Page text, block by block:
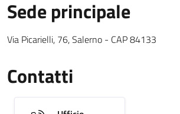
Sede principale
Sede Principale testuale
Via Picarielli, 76, Salerno - CAP 84133
Contatti